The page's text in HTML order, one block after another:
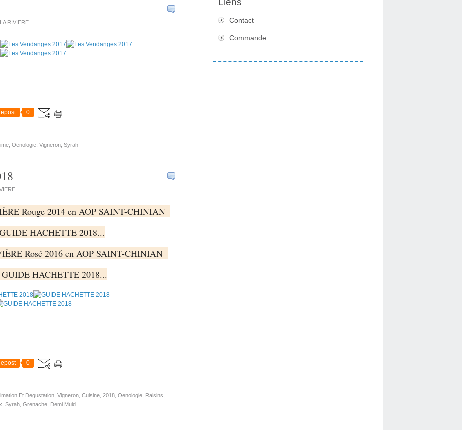
…
RIVIERE
0
Oenologie Vigneron Syrah
…
Rouge 2014 en AOP SAINT-CHINIAN
HACHETTE 2018...
Rosé 2016 en AOP SAINT-CHINIAN
HACHETTE 2018...
0
Et Degustation Vigneron Cuisine 2018 Oenologie Raisins
Syrah Grenache Demi Muid
Liens
Contact
Commande